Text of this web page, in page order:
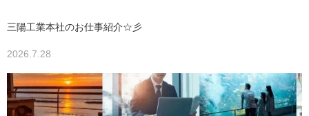
三陽工業本社のお仕事紹介☆彡
2026.7.28